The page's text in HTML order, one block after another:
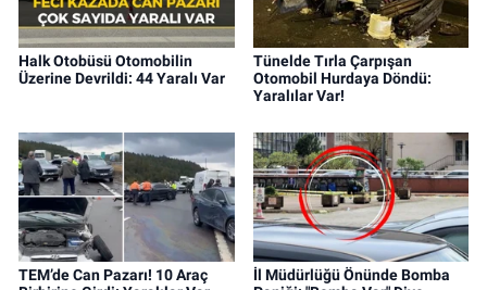
Halk Otobüsü Otomobilin
Üzerine Devrildi: 44 Yaralı Var
Tünelde Tırla Çarpışan
Otomobil Hurdaya Döndü:
Yaralılar Var!
TEM’de Can Pazarı! 10 Araç
İl Müdürlüğü Önünde Bomba